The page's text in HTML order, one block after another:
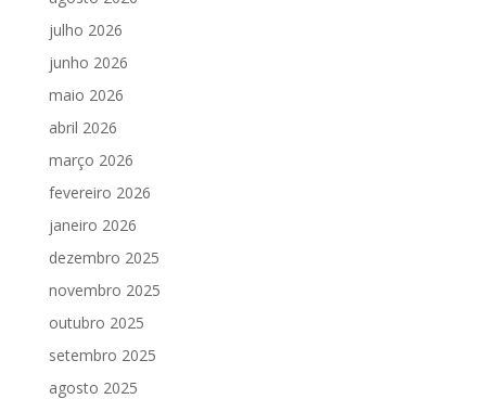
julho 2026
junho 2026
maio 2026
abril 2026
março 2026
fevereiro 2026
janeiro 2026
dezembro 2025
novembro 2025
outubro 2025
setembro 2025
agosto 2025